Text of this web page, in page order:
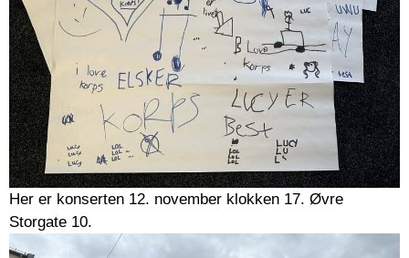
Her er konserten 12. november klokken 17. Øvre
Storgate 10.